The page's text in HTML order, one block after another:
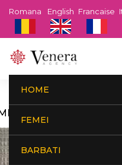
Francaise
English
Romana
HOME
FEMEI
BARBATI
BUCURESTI, 55 ANI,